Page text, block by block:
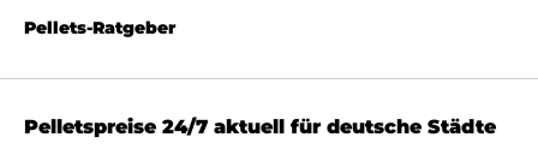
Pellets-Ratgeber
Pelletspreise 24/7 aktuell für deutsche Städte